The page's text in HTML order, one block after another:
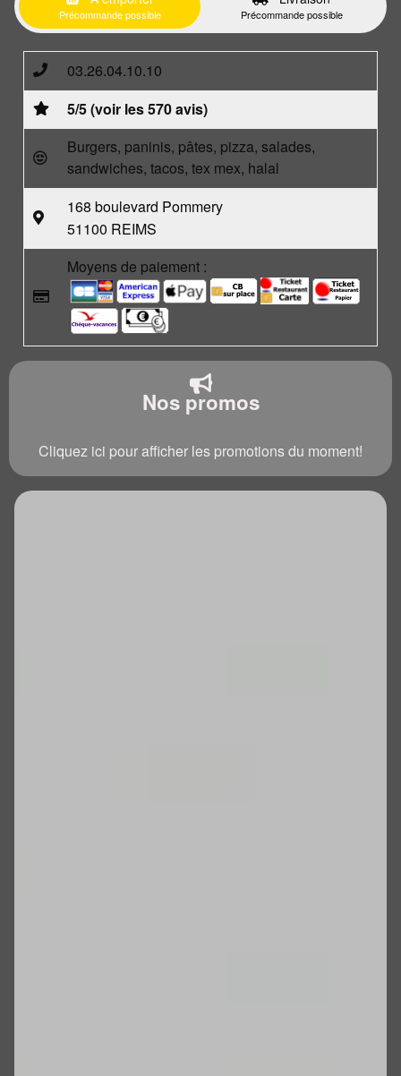
Précommande possible Précommande possible
03.26.04.10.10
5/5 (voir les 570 avis)
Burgers, paninis, pâtes, pizza, salades,
sandwiches, tacos, tex mex, halal
168 boulevard Pommery
51100 REIMS
Moyens de paiement :
Nos promos
Cliquez ici pour afficher les promotions du moment!